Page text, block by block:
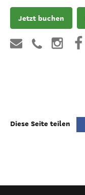
Jetzt buchen
Diese Seite teilen